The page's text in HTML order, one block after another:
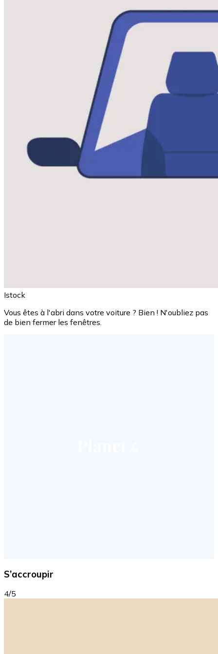
Istock
Vous êtes à l'abri dans votre voiture ? Bien ! N'oubliez pas
de bien fermer les fenêtres.
S’accroupir
4/5